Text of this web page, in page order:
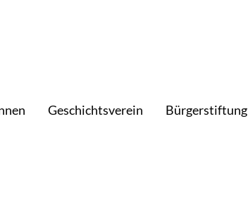
Geschichtsverein Bürgerstiftung